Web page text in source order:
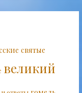
святые
великий